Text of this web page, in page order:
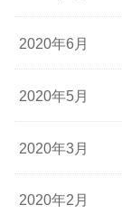
2020年6月
2020年5月
2020年3月
2020年2月